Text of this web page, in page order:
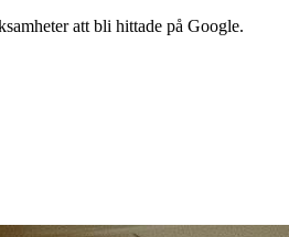
att bli hittade på Google.